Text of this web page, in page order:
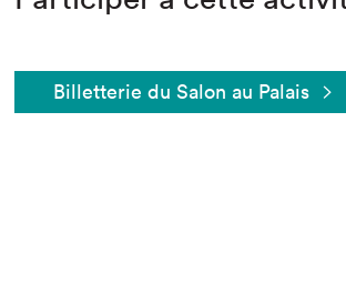
Billetterie du Salon au Palais